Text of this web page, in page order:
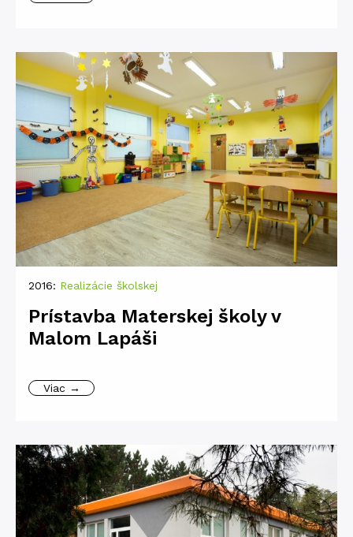
2016: Realizácie školskej
Prístavba Materskej školy v
Malom Lapáši
Viac →